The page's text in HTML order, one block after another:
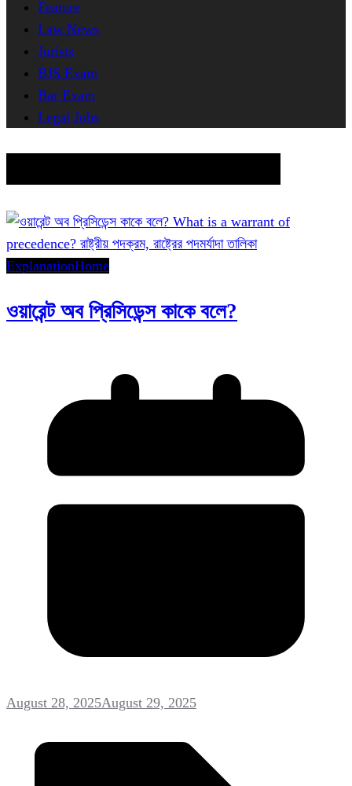
Feature
Law News
Jurists
BJS Exam
Bar Exam
Legal Jobs
ExplanationHome
ওয়ারেন্ট অব প্রিসিডেন্স কাকে বলে?
August 28, 2025August 29, 2025